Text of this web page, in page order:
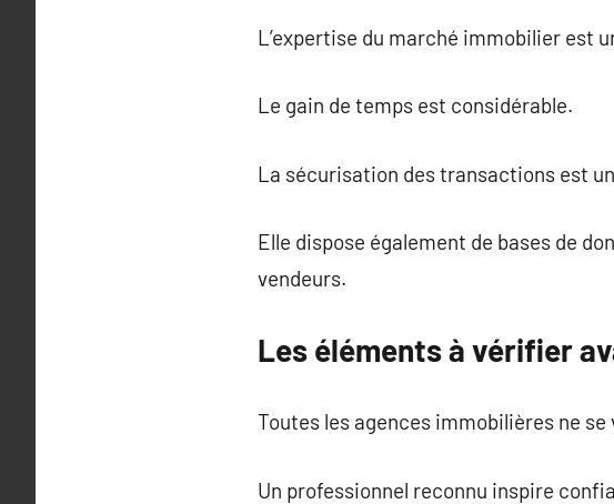
L’expertise du marché immobilier est
Le gain de temps est considérable.
La sécurisation des transactions est
Elle dispose également de bases de
vendeurs.
Les éléments à vérifier
Toutes les agences immobilières ne se
Un professionnel reconnu inspire